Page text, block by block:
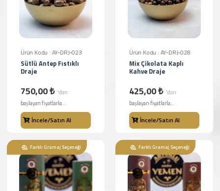
Ürün Kodu : AY-DRJ-023
Sütlü Antep Fıstıklı
Draje
750,00 ₺ 'dan
başlayan fiyatlarla...
İncele/Satın Al
Ürün Kodu : AY-DRJ-028
Mix Çikolata Kaplı
Kahve Draje
425,00 ₺ 'dan
başlayan fiyatlarla...
İncele/Satın Al
Farklı Gramaj Seçeneği Farklı Gramaj Seçeneği